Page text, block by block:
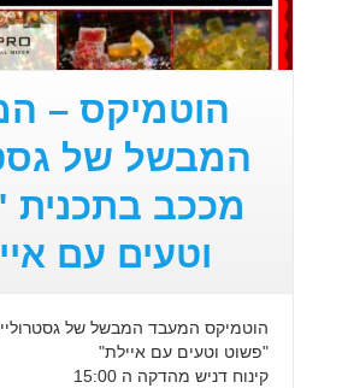
הוטמיקס –
המבשל של
מככב בתכנית
וטעים עם
הוטמיקס המעבד המבשל של
"פשוט וטעים עם איילת"
קינוח דניש מהדקה ה 15:00